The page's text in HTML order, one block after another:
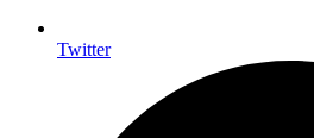
Twitter